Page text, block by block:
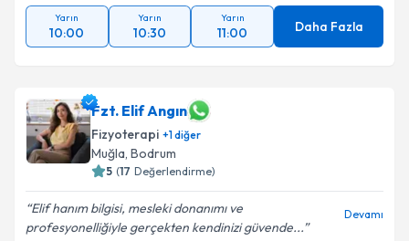
Yarın
10:00
Yarın
10:30
Yarın
11:00 Daha Fazla
Fzt. Elif Angın
Fizyoterapi +1diğer
Muğla, Bodrum
5 (17 Değerlendirme)
Elif hanım bilgisi, mesleki donanımı ve
profesyonelliğiyle gerçekten kendinizi güvende...
Devamı